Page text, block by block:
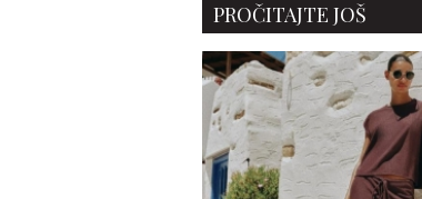
PROČITAJTE JOŠ